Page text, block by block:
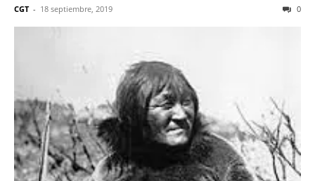
CGT - 18 septiembre, 2019 0